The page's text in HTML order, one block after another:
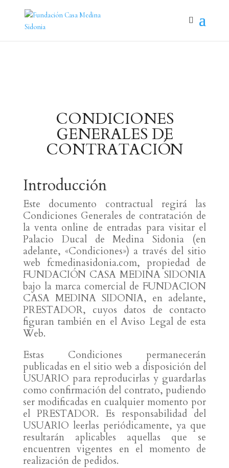
CONDICIONES
GENERALES DE
CONTRATACIÓN
Introducción
Este documento contractual regirá las
Condiciones Generales de contratación de
la venta online de entradas para visitar el
Palacio Ducal de Medina Sidonia (en
adelante, «Condiciones») a través del sitio
web fcmedinasidonia.com, propiedad de
FUNDACIÓN CASA MEDINA SIDONIA
bajo la marca comercial de FUNDACION
CASA MEDINA SIDONIA, en adelante,
PRESTADOR, cuyos datos de contacto
figuran también en el Aviso Legal de esta
Web.
Estas Condiciones permanecerán
publicadas en el sitio web a disposición del
USUARIO para reproducirlas y guardarlas
como confirmación del contrato, pudiendo
ser modificadas en cualquier momento por
el PRESTADOR. Es responsabilidad del
USUARIO leerlas periódicamente, ya que
resultarán aplicables aquellas que se
encuentren vigentes en el momento de
realización de pedidos.